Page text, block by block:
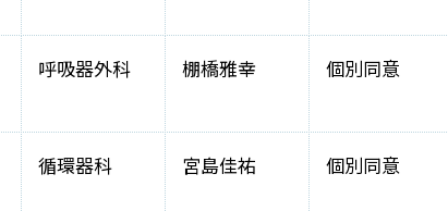
呼吸器外科 棚橋雅幸 個別同意
循環器科 宮島佳祐 個別同意